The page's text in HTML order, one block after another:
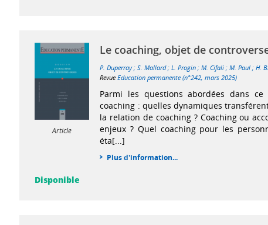
Article
Le coaching, objet de
P. Duperray;S. Mallard;L. Progin ;M. Cifali ;M. Paul ;H.
RevueEducation permanente (n°242, mars 2025)
Parmi les questions abordées dans ce
coaching : quelles dynamiques
la relation de coaching ? Coaching ou
enjeux ? Quel coaching pour les
éta[...]
Plus d'information...
Disponible